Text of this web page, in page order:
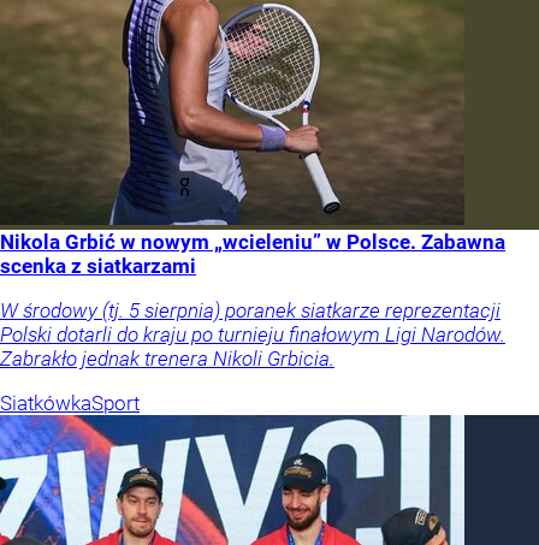
Nikola Grbić w nowym „wcieleniu” w Polsce. Zabawna
scenka z siatkarzami
W środowy (tj. 5 sierpnia) poranek siatkarze reprezentacji
Polski dotarli do kraju po turnieju finałowym Ligi Narodów.
Zabrakło jednak trenera Nikoli Grbicia.
SiatkówkaSport